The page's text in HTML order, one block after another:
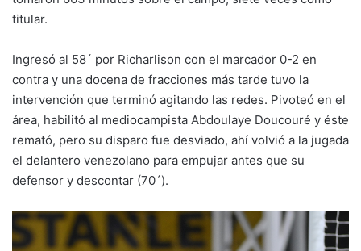
titular.
Ingresó al 58´ por Richarlison con el marcador 0-2 en
contra y una docena de fracciones más tarde tuvo la
intervención que terminó agitando las redes. Pivoteó en el
área, habilitó al mediocampista Abdoulaye Doucouré y éste
remató, pero su disparo fue desviado, ahí volvió a la jugada
el delantero venezolano para empujar antes que su
defensor y descontar (70´).